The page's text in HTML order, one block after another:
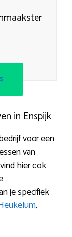
in Enspijk
voor een
van
hier ook
je specifiek
,